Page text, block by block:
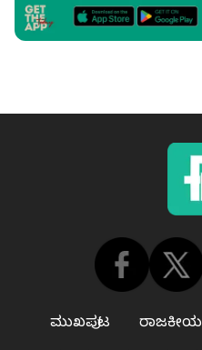
ಮುಖಪುಟ ರಾಜಕೀಯ